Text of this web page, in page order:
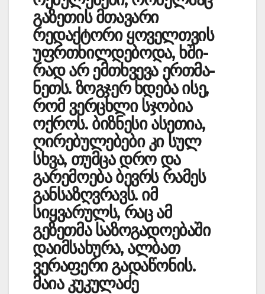
გაზ­ეთის მთავარი
რედაქტორი ყოვ­ელთვის
უფრთხილ­დებოდა, ხში­
რად არ ემთხვევა ერთ­მა­
ნეთს. ზოგჯერ ხდება ისე,
რომ ვერცხლი სჯობია
ოქროს. ბიზნესი ასე­თია,
ღირებულებები კი სულ
სხვა, თუმცა დრო და
გარემოება ბევრს რამეს
გან­საზღვრავს. იმ
სიყვარულს, რაც ამ
გეზეთმა სა­ზოგადოებაში
და­იმსახურა, ალ­ბათ
ვერაფერი გა­დაწონის.
მაია კუკულაძე